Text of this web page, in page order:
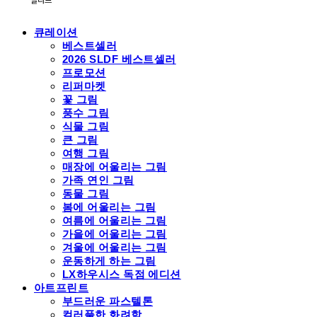
큐레이션
베스트셀러
2026 SLDF 베스트셀러
프로모션
리퍼마켓
꽃 그림
풍수 그림
식물 그림
큰 그림
여행 그림
매장에 어울리는 그림
가족 연인 그림
동물 그림
봄에 어울리는 그림
여름에 어울리는 그림
가을에 어울리는 그림
겨울에 어울리는 그림
운동하게 하는 그림
LX하우시스 독점 에디션
아트프린트
부드러운 파스텔톤
컬러풀한 화려함